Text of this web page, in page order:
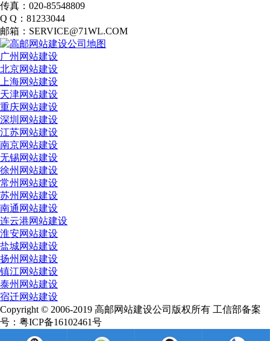
传真：020-85548809
Q Q：81233044
邮箱：SERVICE@71WL.COM
广州网站建设
北京网站建设
上海网站建设
天津网站建设
重庆网站建设
深圳网站建设
江苏网站建设
南京网站建设
无锡网站建设
徐州网站建设
常州网站建设
苏州网站建设
南通网站建设
连云港网站建设
淮安网站建设
盐城网站建设
扬州网站建设
镇江网站建设
泰州网站建设
宿迁网站建设
Copyright © 2006-2019 高邮网站建设公司版权所有 工信部备案
号：粤ICP备16102461号